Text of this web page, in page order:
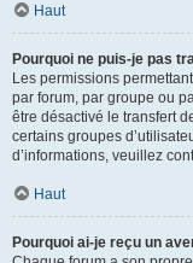
Haut
Pourquoi ne puis-je pas
Les permissions
par forum, par groupe ou
être désactivé le transfert
certains groupes
d’informations, veuillez
Haut
Pourquoi ai-je reçu un